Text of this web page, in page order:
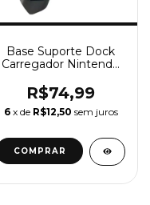
Base Suporte Dock
Carregador Nintendo
R$74,99
6 x de R$12,50 sem juros